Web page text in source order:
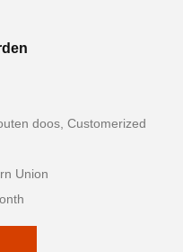
doos, Customerized
Union